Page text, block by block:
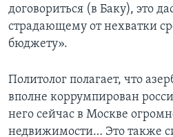
договориться (в Баку), это
страдающему от нехватки
бюджету».
Политолог полагает, что
вполне коррумпирован
него сейчас в Москве
недвижимости… Это также